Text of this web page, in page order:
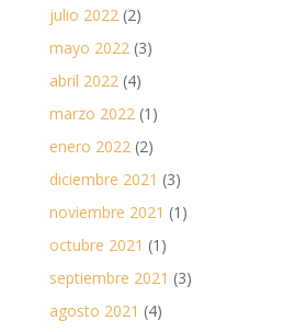
julio 2022(2)
mayo 2022(3)
abril 2022(4)
marzo 2022(1)
enero 2022(2)
diciembre 2021 (3)
noviembre 2021 (1)
octubre 2021 (1)
septiembre 2021 (3)
agosto 2021 (4)